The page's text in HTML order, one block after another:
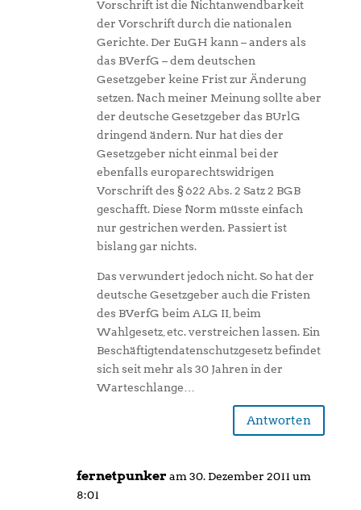
Vorschrift ist die Nichtanwendbarkeit
der Vorschrift durch die nationalen
Gerichte. Der EuGH kann – anders als
das BVerfG – dem deutschen
Gesetzgeber keine Frist zur Änderung
setzen. Nach meiner Meinung sollte aber
der deutsche Gesetzgeber das BUrlG
dringend ändern. Nur hat dies der
Gesetzgeber nicht einmal bei der
ebenfalls europarechtswidrigen
Vorschrift des § 622 Abs. 2 Satz 2 BGB
geschafft. Diese Norm müsste einfach
nur gestrichen werden. Passiert ist
bislang gar nichts.
Das verwundert jedoch nicht. So hat der
deutsche Gesetzgeber auch die Fristen
des BVerfG beim ALG II, beim
Wahlgesetz, etc. verstreichen lassen. Ein
Beschäftigtendatenschutzgesetz befindet
sich seit mehr als 30 Jahren in der
Warteschlange…
Antworten
fernetpunker am 30. Dezember 2011 um
8:01